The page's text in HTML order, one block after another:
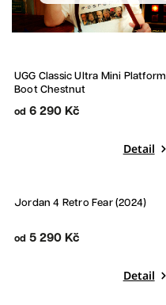
UGG Classic Ultra Mini Platform
Boot Chestnut
od 6 290 Kč
Detail
Jordan 4 Retro Fear (2024)
od 5 290 Kč
Detail